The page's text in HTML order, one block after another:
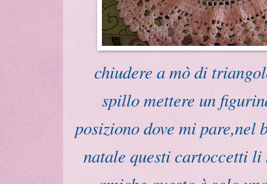
chiudere a mò di
spillo mettere un
posiziono dove mi
natale questi cartoccetti